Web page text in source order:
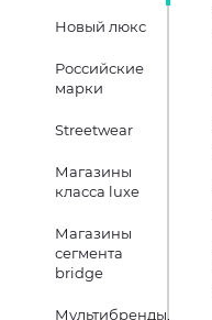
Новый люкс
Российские
марки
Streetwear
Магазины
класса luxe
Магазины
сегмента
bridge
Мультибренды,